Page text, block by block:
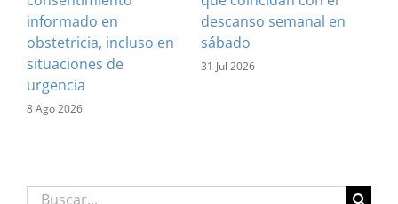
informado en
obstetricia, incluso en
situaciones de
urgencia
8 Ago 2026
descanso semanal en
sábado
31 Jul 2026
Buscar: